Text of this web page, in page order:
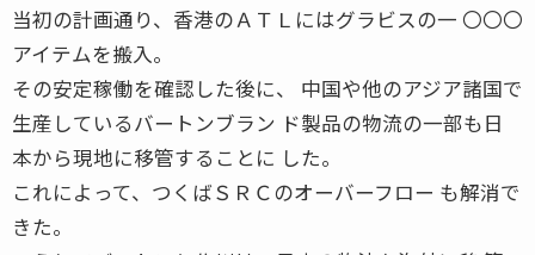
当初の計画通り、香港のＡＴＬにはグラビスの一 〇〇〇
アイテムを搬入。
その安定稼働を確認した後に、 中国や他のアジア諸国で
生産しているバートンブラン ド製品の物流の一部も日
本から現地に移管することに した。
これによって、つくばＳＲＣのオーバーフロー も解消で
きた。